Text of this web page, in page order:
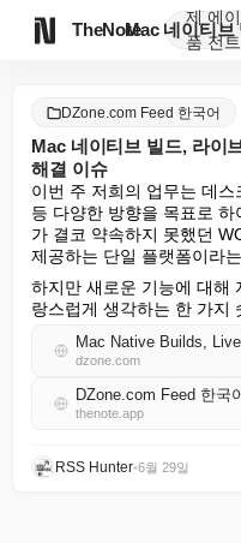
TheNote
제
품
에이
전트
DZone.com Feed 한국어
Mac 네이티브 빌드, 라이
해결 이슈
이번 주 저희의 업무는 데
등 다양한 방향을 목표로
가 결코 약속하지 못했던
제공하는 단일 플랫폼이라
하지만 새로운 기능에 대해
랑스럽게 생각하는 한 가지
dzone.com
DZone.com Feed 한국
thenote.app
RSS Hunter•6월 29일